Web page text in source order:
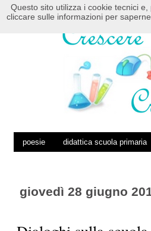
HOME POSTS RSS COMMENTS
poesie didattica scuola primaria
giovedì 28 giugno
Questo sito utilizza i cookie tecnici
cliccare sulle informazioni per